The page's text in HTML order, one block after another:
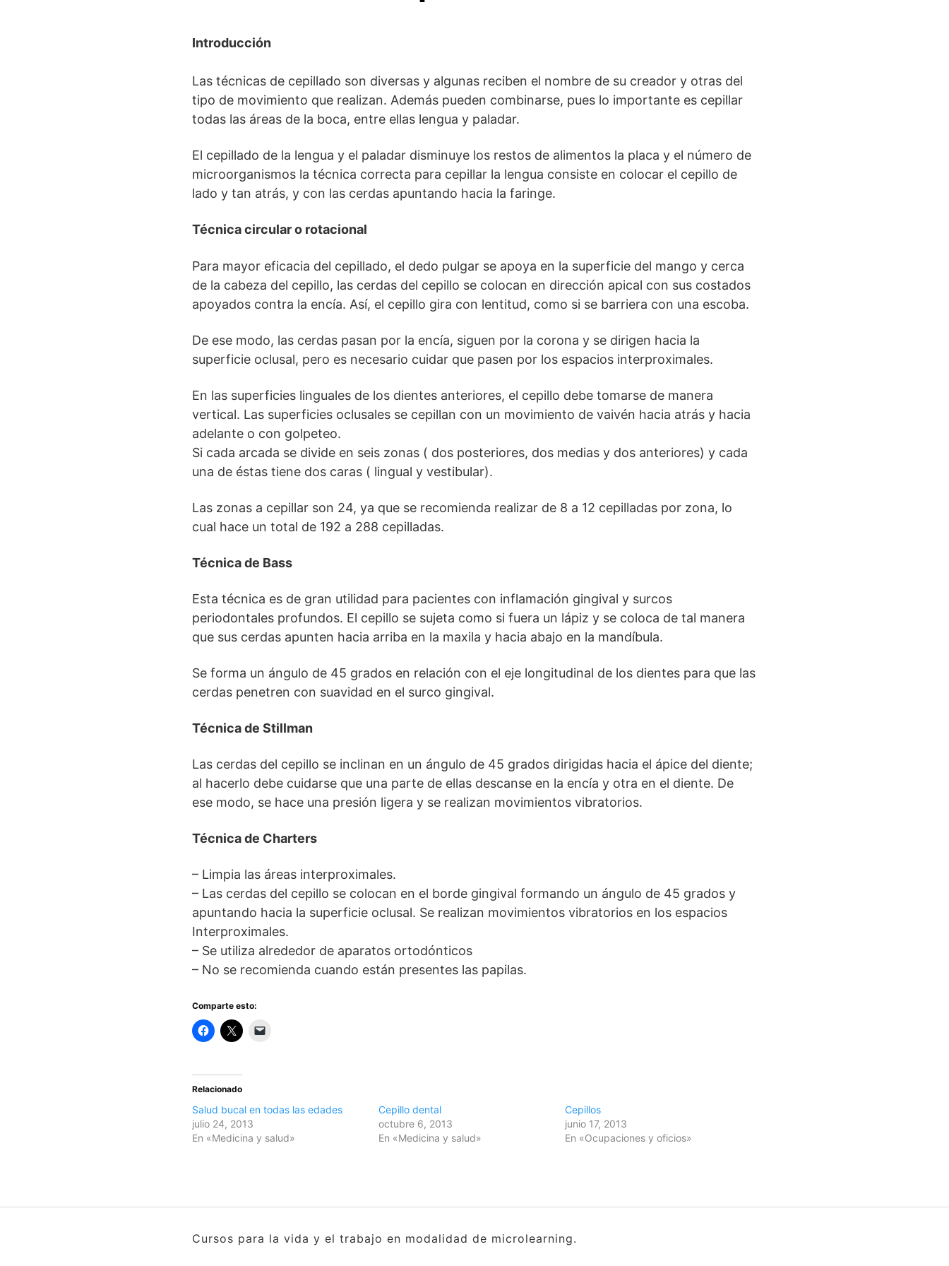
Introducción
Las técnicas de cepillado son diversas y algunas reciben el nombre de su creador y otras del
tipo de movimiento que realizan. Además pueden combinarse, pues lo importante es cepillar
todas las áreas de la boca, entre ellas lengua y paladar.
El cepillado de la lengua y el paladar disminuye los restos de alimentos la placa y el número de
microorganismos la técnica correcta para cepillar la lengua consiste en colocar el cepillo de
lado y tan atrás, y con las cerdas apuntando hacia la faringe.
Técnica circular o rotacional
Para mayor eficacia del cepillado, el dedo pulgar se apoya en la superficie del mango y cerca
de la cabeza del cepillo, las cerdas del cepillo se colocan en dirección apical con sus costados
apoyados contra la encía. Así, el cepillo gira con lentitud, como si se barriera con una escoba.
De ese modo, las cerdas pasan por la encía, siguen por la corona y se dirigen hacia la
superficie oclusal, pero es necesario cuidar que pasen por los espacios interproximales.
En las superficies linguales de los dientes anteriores, el cepillo debe tomarse de manera
vertical. Las superficies oclusales se cepillan con un movimiento de vaivén hacia atrás y hacia
adelante o con golpeteo.
Si cada arcada se divide en seis zonas ( dos posteriores, dos medias y dos anteriores) y cada
una de éstas tiene dos caras ( lingual y vestibular).
Las zonas a cepillar son 24, ya que se recomienda realizar de 8 a 12 cepilladas por zona, lo
cual hace un total de 192 a 288 cepilladas.
Técnica de Bass
Esta técnica es de gran utilidad para pacientes con inflamación gingival y surcos
periodontales profundos. El cepillo se sujeta como si fuera un lápiz y se coloca de tal manera
que sus cerdas apunten hacia arriba en la maxila y hacia abajo en la mandíbula.
Se forma un ángulo de 45 grados en relación con el eje longitudinal de los dientes para que las
cerdas penetren con suavidad en el surco gingival.
Técnica de Stillman
Las cerdas del cepillo se inclinan en un ángulo de 45 grados dirigidas hacia el ápice del diente;
al hacerlo debe cuidarse que una parte de ellas descanse en la encía y otra en el diente. De
ese modo, se hace una presión ligera y se realizan movimientos vibratorios.
Técnica de Charters
– Limpia las áreas interproximales.
– Las cerdas del cepillo se colocan en el borde gingival formando un ángulo de 45 grados y
apuntando hacia la superficie oclusal. Se realizan movimientos vibratorios en los espacios
Interproximales.
– Se utiliza alrededor de aparatos ortodónticos
– No se recomienda cuando están presentes las papilas.
Comparte esto:
Relacionado
Salud bucal en todas las edades
julio 24, 2013
En «Medicina y salud»
Cepillo dental
octubre 6, 2013
En «Medicina y salud»
Cepillos
junio 17, 2013
En «Ocupaciones y oficios»
Cursos para la vida y el trabajo en modalidad de microlearning.